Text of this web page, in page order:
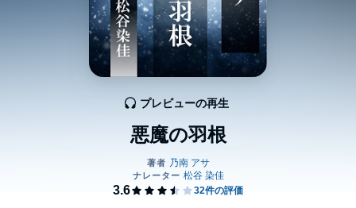
悪魔の羽根
プレビューの再生